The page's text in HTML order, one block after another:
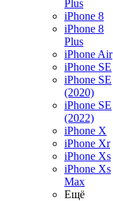
Plus
iPhone 8
iPhone 8
Plus
iPhone Air
iPhone SE
iPhone SE
(2020)
iPhone SE
(2022)
iPhone X
iPhone Xr
iPhone Xs
iPhone Xs
Max
Ещё